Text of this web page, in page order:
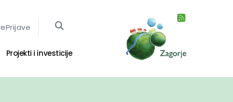
ePrijave
Projekti i investicije